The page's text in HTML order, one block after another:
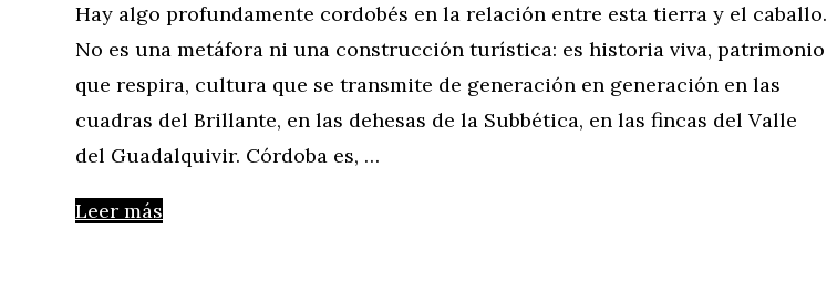
Hay algo profundamente cordobés en la relación entre esta tierra y el caballo.
No es una metáfora ni una construcción turística: es historia viva, patrimonio
que respira, cultura que se transmite de generación en generación en las
cuadras del Brillante, en las dehesas de la Subbética, en las fincas del Valle
del Guadalquivir. Córdoba es, …
Leer más